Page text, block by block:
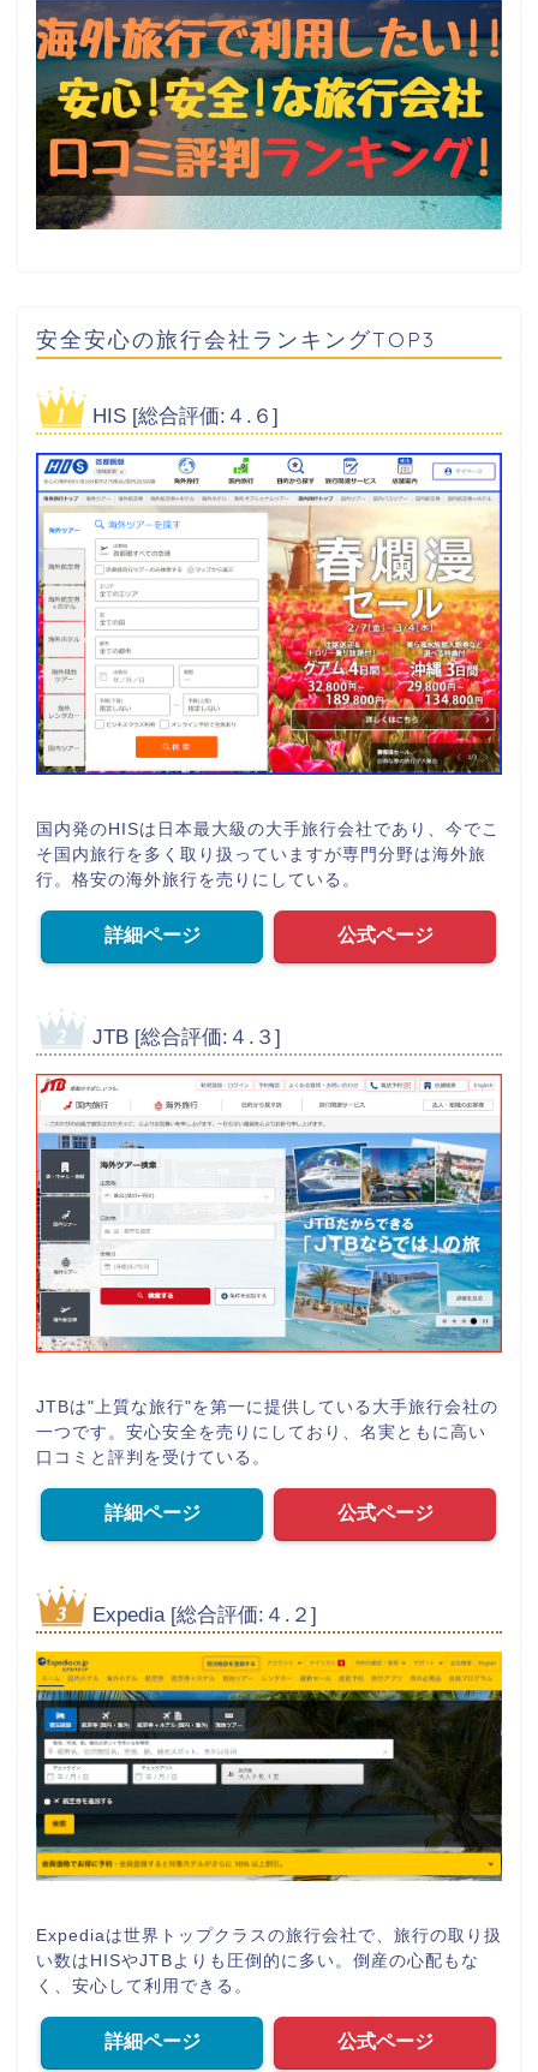
安全安心の旅行会社ランキングTOP3
HIS [総合評価:４.６]
国内発のHISは日本最大級の大手旅行会社であり、今でこ
そ国内旅行を多く取り扱っていますが専門分野は海外旅
行。格安の海外旅行を売りにしている。
詳細ページ 公式ページ
JTB [総合評価:４.３]
JTBは"上質な旅行"を第一に提供している大手旅行会社の
一つです。安心安全を売りにしており、名実ともに高い
口コミと評判を受けている。
詳細ページ 公式ページ
Expedia [総合評価:４.２]
Expediaは世界トップクラスの旅行会社で、旅行の取り扱
い数はHISやJTBよりも圧倒的に多い。倒産の心配もな
く、安心して利用できる。
詳細ページ 公式ページ